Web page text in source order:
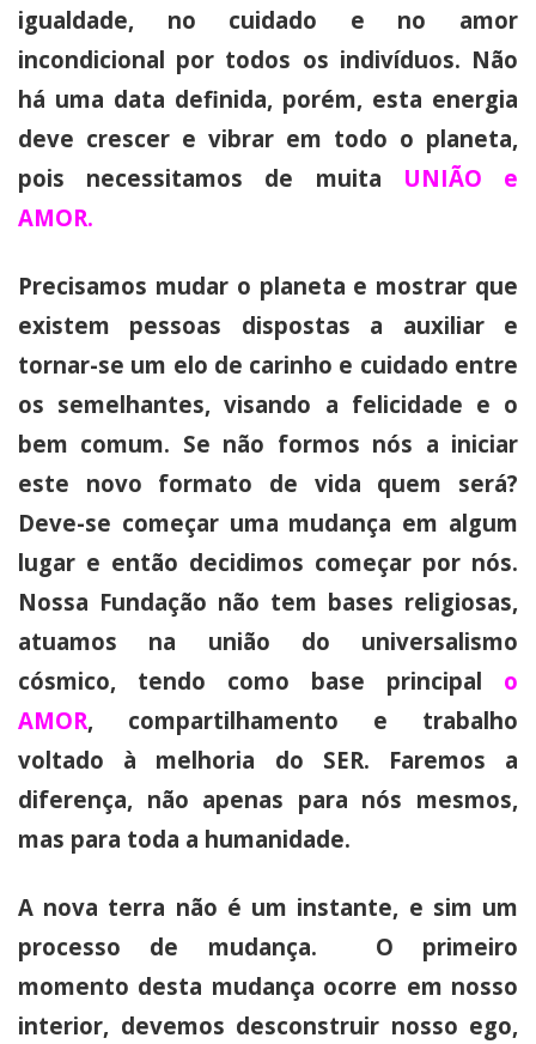
igualdade, no cuidado e no amor
incondicional por todos os indivíduos. Não
há uma data definida, porém, esta energia
deve crescer e vibrar em todo o planeta,
pois necessitamos de muita UNIÃO e
AMOR.
Precisamos mudar o planeta e mostrar que
existem pessoas dispostas a auxiliar e
tornar-se um elo de carinho e cuidado entre
os semelhantes, visando a felicidade e o
bem comum. Se não formos nós a iniciar
este novo formato de vida quem será?
Deve-se começar uma mudança em algum
lugar e então decidimos começar por nós.
Nossa Fundação não tem bases religiosas,
atuamos na união do universalismo
cósmico, tendo como base principal o
AMOR, compartilhamento e trabalho
voltado à melhoria do SER. Faremos a
diferença, não apenas para nós mesmos,
mas para toda a humanidade.
A nova terra não é um instante, e sim um
processo de mudança. O primeiro
momento desta mudança ocorre em nosso
interior, devemos desconstruir nosso ego,